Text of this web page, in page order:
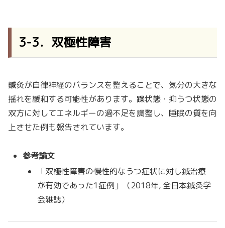
3-3．双極性障害
鍼灸が自律神経のバランスを整えることで、気分の大きな
揺れを緩和する可能性があります。躁状態・抑うつ状態の
双方に対してエネルギーの過不足を調整し、睡眠の質を向
上させた例も報告されています。
参考論文
「双極性障害の慢性的なうつ症状に対し鍼治療
が有効であった1症例」（2018年, 全日本鍼灸学
会雑誌）